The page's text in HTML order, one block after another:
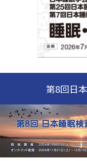
第8回日